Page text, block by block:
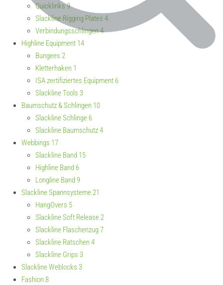
Quicklinks9
Slackline Rigging Plates 4
Verbindungsschlingen4
Highline Equipment 14
Bungees 2
Kletterhaken 1
ISA zertifiziertes Equipment 6
Slackline Tools 3
Baumschutz & Schlingen 10
Slackline Schlinge 6
Slackline Baumschutz4
Webbings 17
Slackline Band 15
Highline Band 6
Longline Band 9
Slackline Spannsysteme21
HangOvers 5
Slackline Soft Release2
Slackline Flaschenzug7
Slackline Ratschen4
Slackline Grips 3
Slackline Weblocks 3
Fashion8